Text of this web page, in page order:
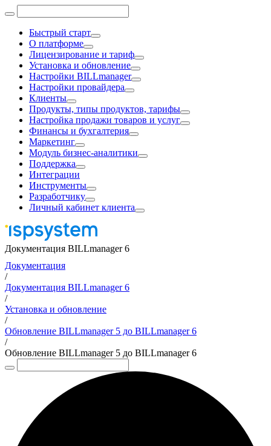
Быстрый старт
О платформе
Лицензирование и тариф
Установка и обновление
Настройки BILLmanager
Настройки провайдера
Клиенты
Продукты, типы продуктов, тарифы
Настройка продажи товаров и услуг
Финансы и бухгалтерия
Маркетинг
Модуль бизнес-аналитики
Поддержка
Интеграции
Инструменты
Разработчику
Личный кабинет клиента
Документация BILLmanager 6
Документация
/
Документация BILLmanager 6
/
Установка и обновление
/
Обновление BILLmanager 5 до BILLmanager 6
/
Обновление BILLmanager 5 до BILLmanager 6